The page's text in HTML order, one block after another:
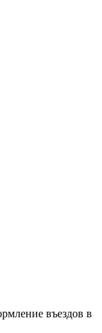
въездов в